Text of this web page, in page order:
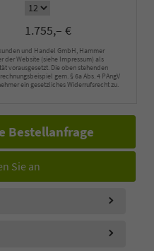
1.755,– €
und Handel GmbH, Hammer
der Website (siehe Impressum) als
vorausgesetzt. Die oben stehenden
gem. § 6a Abs. 4 PAngV
ein gesetzliches Widerrufsrecht zu.
Bestellanfrage
Sie an